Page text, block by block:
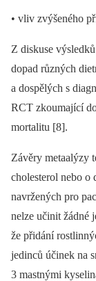
• vliv zvýšeného
Z diskuse
dopad různých
a dospělých s
RCT zkoumající
mortalitu [8].
Závěry metaalýzy
cholesterol nebo
navržených pro
nelze učinit žádné
že přidání
jedinců účinek na
3 mastnými